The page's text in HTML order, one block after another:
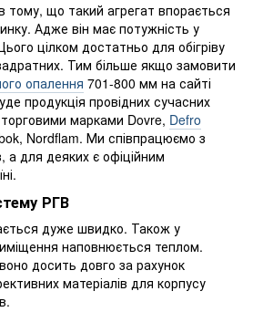
тому, що такий агрегат впорається
Адже він має потужність у
цілком достатньо для обігріву
Тим більше якщо замовити
опалення 701-800 мм на сайті
продукція провідних сучасних
марками Dovre, Defro
Nordflam. Ми співпрацюємо з
а для деяких є офіційним
РГВ
дуже швидко. Також у
наповнюється теплом.
досить довго за рахунок
матеріалів для корпусу